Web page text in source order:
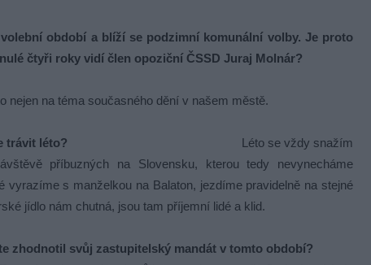
období a blíží se podzimní komunální volby. Je proto
čtyři roky vidí člen opoziční ČSSD Juraj Molnár?
nejen na téma současného dění v našem městě.
trávit léto? Léto se vždy snažím
příbuzných na Slovensku, kterou tedy nevynecháme
vyrazíme s manželkou na Balaton, jezdíme pravidelně na stejné
jídlo nám chutná, jsou tam příjemní lidé a klid.
zhodnotil svůj zastupitelský mandát v tomto období?